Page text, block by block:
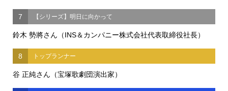
7 【シリーズ】明日に向かって
鈴木 勢將さん（INS＆カンパニー株式会社代表取締役社長）
8 トップランナー
谷 正純さん（宝塚歌劇団演出家）